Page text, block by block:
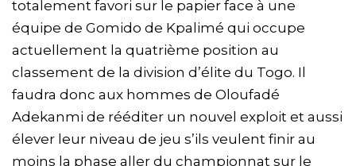
totalement favori sur le papier face à une
équipe de Gomido de Kpalimé qui occupe
actuellement la quatrième position au
classement de la division d’élite du Togo. Il
faudra donc aux hommes de Oloufadé
Adekanmi de rééditer un nouvel exploit et aussi
élever leur niveau de jeu s’ils veulent finir au
moins la phase aller du championnat sur le